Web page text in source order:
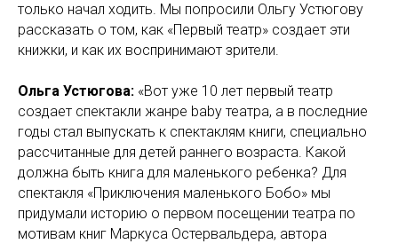
только начал ходить. Мы попросили Ольгу Устюгову
рассказать о том, как «Первый театр» создает эти
книжки, и как их воспринимают зрители.
Ольга Устюгова: «Вот уже 10 лет первый театр
создает спектакли жанре baby театра, а в последние
годы стал выпускать к спектаклям книги, специально
рассчитанные для детей раннего возраста. Какой
должна быть книга для маленького ребенка? Для
спектакля «Приключения маленького Бобо» мы
придумали историю о первом посещении театра по
мотивам книг Маркуса Остервальдера, автора